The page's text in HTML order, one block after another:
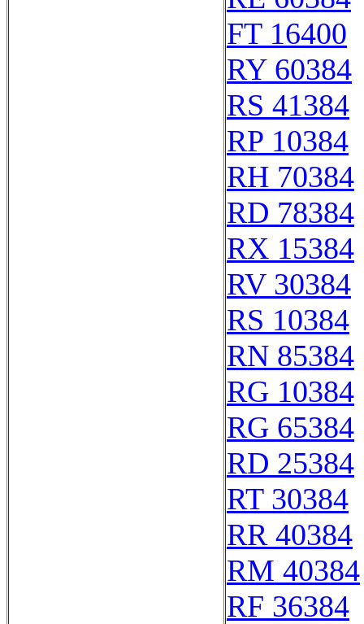
FT 16400
RY 60384
RS 41384
RP 10384
RH 70384
RD 78384
RX 15384
RV 30384
RS 10384
RN 85384
RG 10384
RG 65384
RD 25384
RT 30384
RR 40384
RM 40384
RF 36384